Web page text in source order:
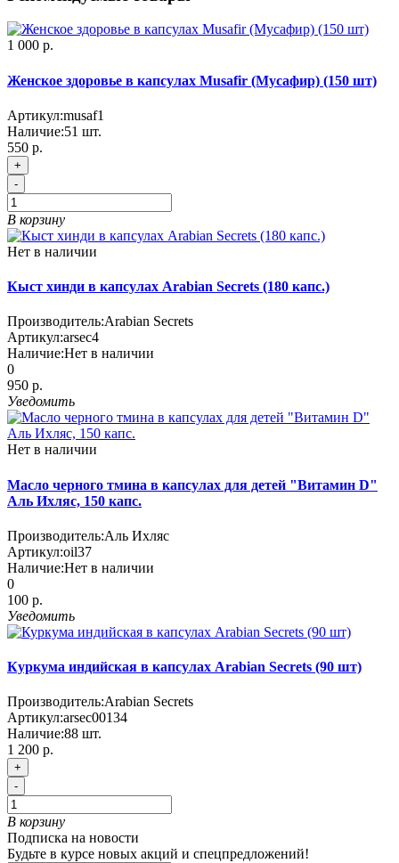
1 000 р.
Женское здоровье в капсулах Musafir (Мусафир) (150 шт)
Артикул:musaf1
Наличие:51 шт.
550 р.
+
-
В корзину
Нет в наличии
Кыст хинди в капсулах Arabian Secrets (180 капс.)
Производитель:Arabian Secrets
Артикул:arsec4
Наличие:Нет в наличии
0
950 р.
Уведомить
Нет в наличии
Масло черного тмина в капсулах для детей "Витамин D"
Аль Ихляс, 150 капс.
Производитель:Аль Ихляс
Артикул:oil37
Наличие:Нет в наличии
0
100 р.
Уведомить
Куркума индийская в капсулах Arabian Secrets (90 шт)
Производитель:Arabian Secrets
Артикул:arsec00134
Наличие:88 шт.
1 200 р.
+
-
В корзину
Подписка на новости
Будьте в курсе новых акций и спецпредложений!